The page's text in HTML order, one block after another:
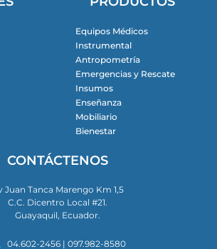
u
e
Equipos Médicos
Instrumental
Antropometría
Emergencias y Rescate
Insumos
Enseñanza
Mobiliario
Bienestar
CONTÁCTENOS
Juan Tanca Marengo Km 1,5
C.C. Dicentro Local #21.
Guayaquil, Ecuador.
04.602-2456 | 097.982-8580